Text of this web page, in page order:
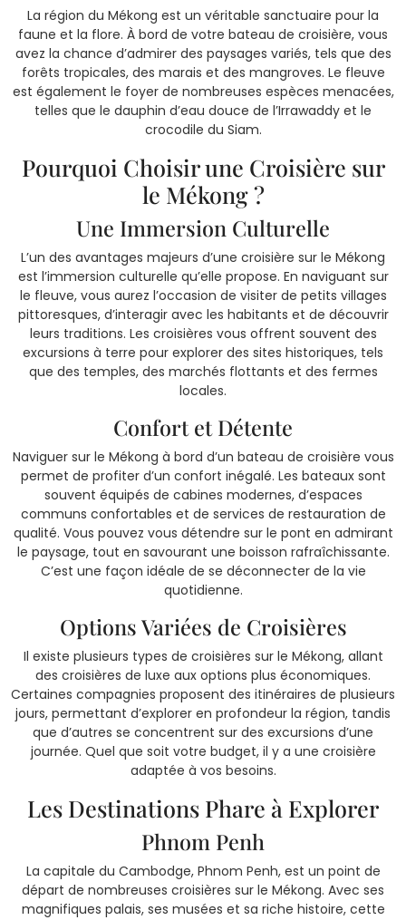
La région du Mékong est un véritable sanctuaire pour la
faune et la flore. À bord de votre bateau de croisière, vous
avez la chance d’admirer des paysages variés, tels que des
forêts tropicales, des marais et des mangroves. Le fleuve
est également le foyer de nombreuses espèces menacées,
telles que le dauphin d’eau douce de l’Irrawaddy et le
crocodile du Siam.
Pourquoi Choisir une Croisière sur
le Mékong ?
Une Immersion Culturelle
L’un des avantages majeurs d’une croisière sur le Mékong
est l’immersion culturelle qu’elle propose. En naviguant sur
le fleuve, vous aurez l’occasion de visiter de petits villages
pittoresques, d’interagir avec les habitants et de découvrir
leurs traditions. Les croisières vous offrent souvent des
excursions à terre pour explorer des sites historiques, tels
que des temples, des marchés flottants et des fermes
locales.
Confort et Détente
Naviguer sur le Mékong à bord d’un bateau de croisière vous
permet de profiter d’un confort inégalé. Les bateaux sont
souvent équipés de cabines modernes, d’espaces
communs confortables et de services de restauration de
qualité. Vous pouvez vous détendre sur le pont en admirant
le paysage, tout en savourant une boisson rafraîchissante.
C’est une façon idéale de se déconnecter de la vie
quotidienne.
Options Variées de Croisières
Il existe plusieurs types de croisières sur le Mékong, allant
des croisières de luxe aux options plus économiques.
Certaines compagnies proposent des itinéraires de plusieurs
jours, permettant d’explorer en profondeur la région, tandis
que d’autres se concentrent sur des excursions d’une
journée. Quel que soit votre budget, il y a une croisière
adaptée à vos besoins.
Les Destinations Phare à Explorer
Phnom Penh
La capitale du Cambodge, Phnom Penh, est un point de
départ de nombreuses croisières sur le Mékong. Avec ses
magnifiques palais, ses musées et sa riche histoire, cette